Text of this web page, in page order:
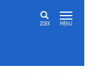
ZOEK MENU